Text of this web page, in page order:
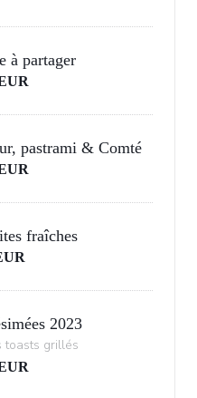
à partager
pastrami & Comté
fraîches
2023
toasts grillés